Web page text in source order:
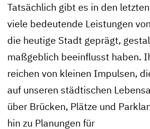
Tatsächlich gibt es in den
viele bedeutende Leistungen
die heutige Stadt geprägt,
maßgeblich beeinflusst haben.
reichen von kleinen Impulsen,
auf unseren städtischen
über Brücken, Plätze und
hin zu Planungen für